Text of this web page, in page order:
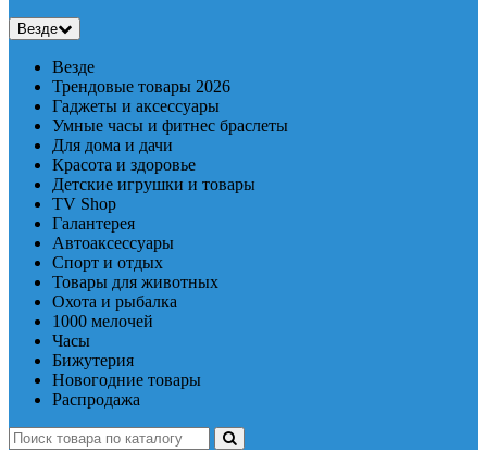
Везде
Везде
Трендовые товары 2026
Гаджеты и аксессуары
Умные часы и фитнес браслеты
Для дома и дачи
Красота и здоровье
Детские игрушки и товары
TV Shop
Галантерея
Автоаксессуары
Спорт и отдых
Товары для животных
Охота и рыбалка
1000 мелочей
Часы
Бижутерия
Новогодние товары
Распродажа